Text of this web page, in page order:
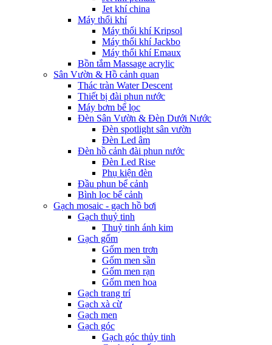
Jet khí china
Máy thổi khí
Máy thổi khí Kripsol
Máy thổi khí Jackbo
Máy thổi khí Emaux
Bồn tắm Massage acrylic
Sân Vườn & Hồ cảnh quan
Thác tràn Water Descent
Thiết bị đài phun nước
Máy bơm bể lọc
Đèn Sân Vườn & Đèn Dưới Nước
Đèn spotlight sân vườn
Đèn Led âm
Đèn hồ cảnh đài phun nước
Đèn Led Rise
Phụ kiện đèn
Đầu phun bể cảnh
Bình lọc bể cảnh
Gạch mosaic - gạch hồ bơi
Gạch thuỷ tinh
Thuỷ tinh ánh kim
Gạch gốm
Gốm men trơn
Gốm men sần
Gốm men rạn
Gốm men hoa
Gạch trang trí
Gạch xà cừ
Gạch men
Gạch góc
Gạch góc thủy tinh